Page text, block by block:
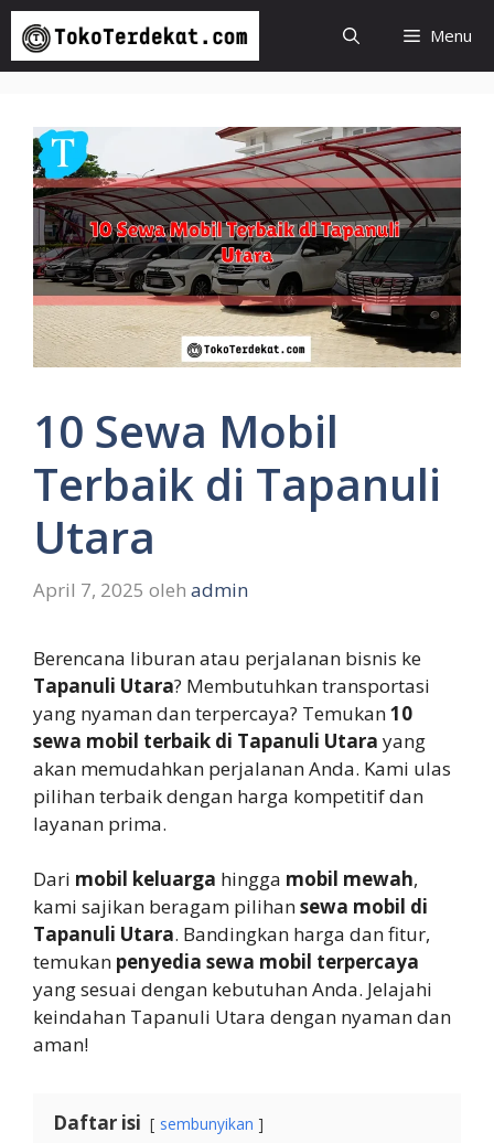
Langsung
isi
Menu
10 Sewa Mobil
Terbaik di Tapanuli
Utara
April 7, 2025 oleh admin
Berencana liburan atau perjalanan bisnis ke
Tapanuli Utara? Membutuhkan transportasi
yang nyaman dan terpercaya? Temukan10
sewa mobil terbaik di Tapanuli Utara yang
akan memudahkan perjalanan Anda. Kami ulas
pilihan terbaik dengan harga kompetitif dan
layanan prima.
Dari mobil keluarga hingga mobil mewah,
kami sajikan beragam pilihansewa mobil di
Tapanuli Utara. Bandingkan harga dan fitur,
temukan penyedia sewa mobil terpercaya
yang sesuai dengan kebutuhan Anda. Jelajahi
keindahan Tapanuli Utara dengan nyaman dan
aman!
Daftar isi sembunyikan